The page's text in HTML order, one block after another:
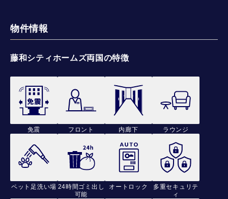
物件情報
藤和シティホームズ両国の特徴
免震 フロント 内廊下 ラウンジ
ペット足洗い場 24時間ゴミ出し
可能
オートロック
多重セキュリテ
ィ